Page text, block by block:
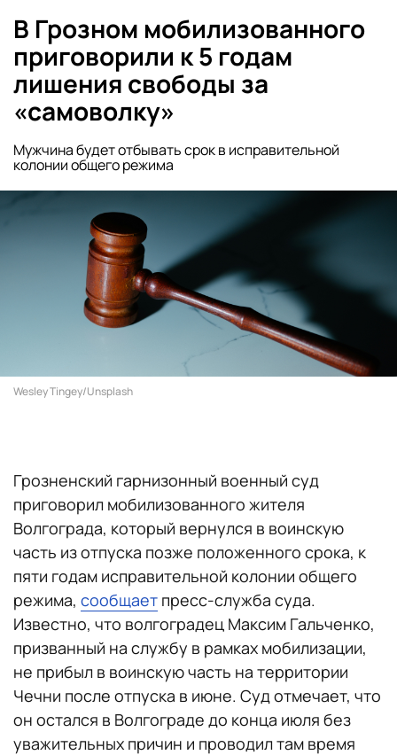
В Грозном мобилизованного
приговорили к 5 годам
лишения свободы за
«самоволку»
Мужчина будет отбывать срок в исправительной
колонии общего режима
Wesley Tingey/Unsplash
Грозненский гарнизонный военный суд
приговорил мобилизованного жителя
Волгограда, который вернулся в воинскую
часть из отпуска позже положенного срока, к
пяти годам исправительной колонии общего
режима, сообщает пресс-служба суда.
Известно, что волгоградец Максим Гальченко,
призванный на службу в рамках мобилизации,
не прибыл в воинскую часть на территории
Чечни после отпуска в июне. Суд отмечает, что
он остался в Волгограде до конца июля без
уважительных причин и проводил там время